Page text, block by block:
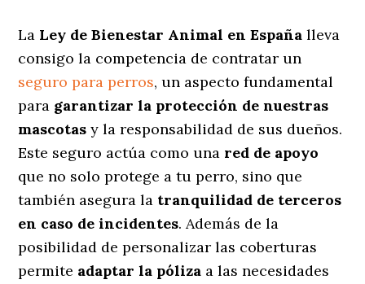
La Ley de Bienestar Animal en España lleva
consigo la competencia de contratar un
seguro para perros, un aspecto fundamental
para garantizar la protección de nuestras
mascotas y la responsabilidad de sus dueños.
Este seguro actúa como una red de apoyo
que no solo protege a tu perro, sino que
también asegura la tranquilidad de terceros
en caso de incidentes. Además de la
posibilidad de personalizar las coberturas
permite adaptar la póliza a las necesidades